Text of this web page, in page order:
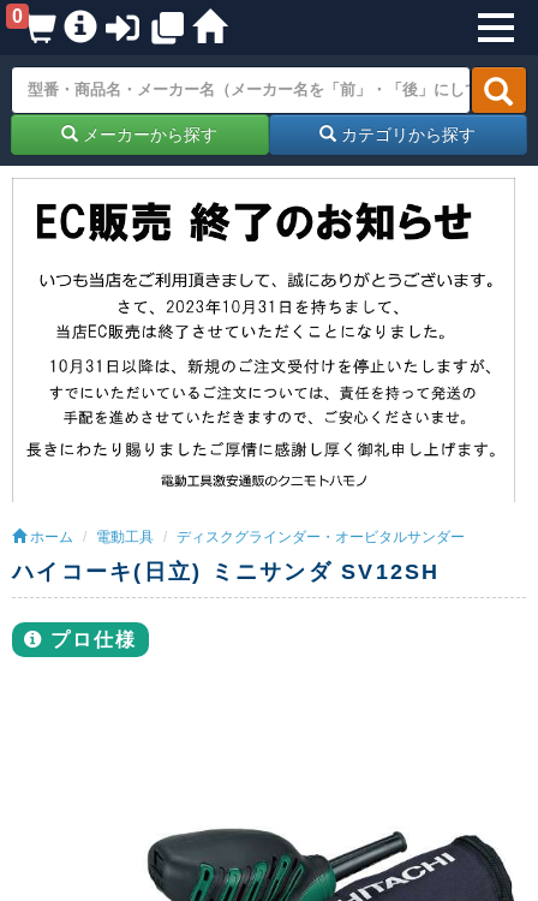
0
メーカーから探す カテゴリから探す
ホーム 電動工具 ディスクグラインダー・オービタルサンダー
ハイコーキ(日立) ミニサンダ SV12SH
プロ仕様